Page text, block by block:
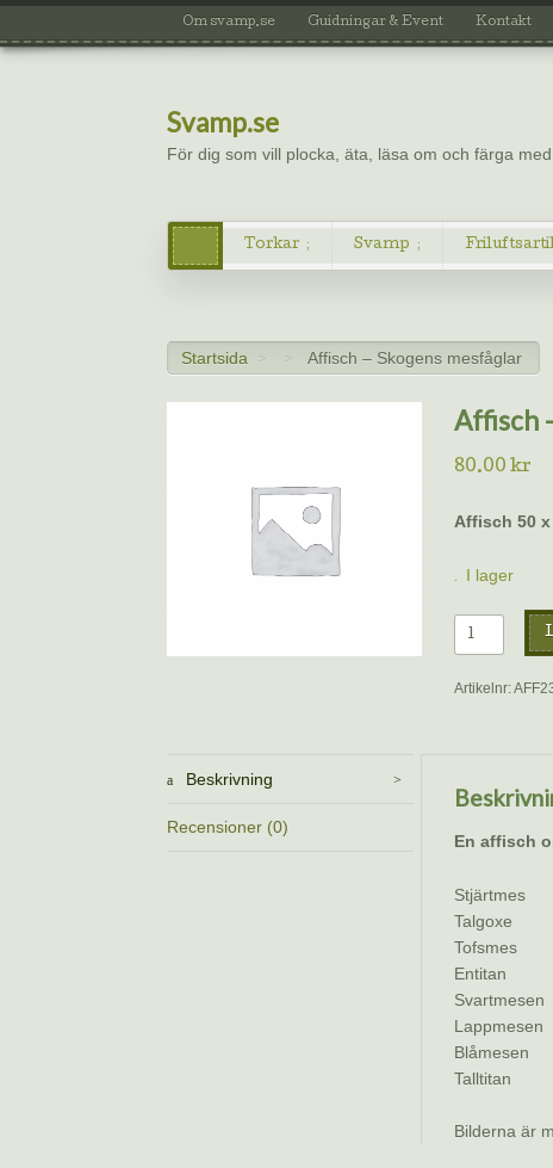
Om svamp.se Guidningar & Event Kontakt
Svamp.se
För dig som vill plocka, äta, läsa om och färga
Torkar Svamp
Startsida > > Affisch – Skogens mesfåglar
Affisch
80.00 kr
Affisch 50
I lager
Affisch
–
Skogens
Artikelnr:
Beskrivning
Recensioner (0)
En affisch
Stjärtmes
Talgoxe
Tofsmes
Entitan
Svartmesen
Lappmesen
Blåmesen
Talltitan
Bilderna är